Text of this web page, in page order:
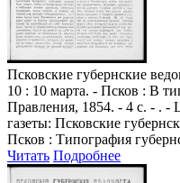
Псковские губернские
10 : 10 марта. - Псков : В
Правления, 1854. - 4 с. - . -
газеты: Псковские
Псков : Типография
Читать Подробнее